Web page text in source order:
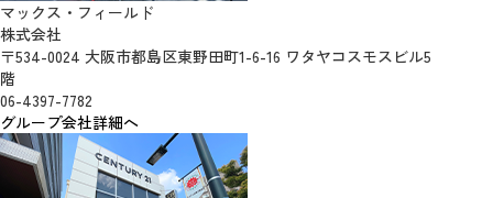
マックス・フィールド
株式会社
〒534-0024 大阪市都島区東野田町1-6-16 ワタヤコスモスビル5
階
06-4397-7782
グループ会社詳細へ